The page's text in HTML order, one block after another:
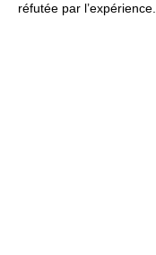
réfutée par l’expérience.